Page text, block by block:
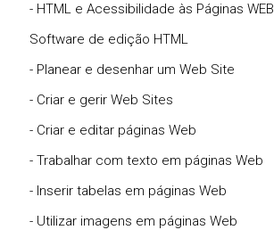
- HTML e Acessibilidade às Páginas WEB
Software de edição HTML
- Planear e desenhar um Web Site
- Criar e gerir Web Sites
- Criar e editar páginas Web
- Trabalhar com texto em páginas Web
- Inserir tabelas em páginas Web
- Utilizar imagens em páginas Web